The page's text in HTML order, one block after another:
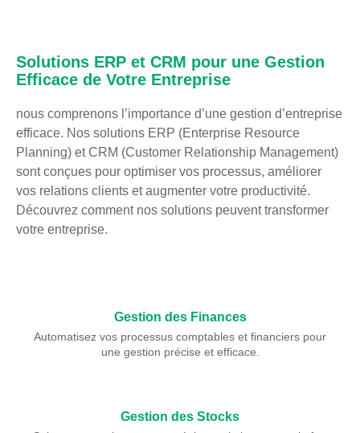
Solutions ERP et CRM pour une Gestion
Efficace de Votre Entreprise
nous comprenons l’importance d’une gestion d’entreprise
efficace. Nos solutions ERP (Enterprise Resource
Planning) et CRM (Customer Relationship Management)
sont conçues pour optimiser vos processus, améliorer
vos relations clients et augmenter votre productivité.
Découvrez comment nos solutions peuvent transformer
votre entreprise.
Gestion des Finances
Automatisez vos processus comptables et financiers pour
une gestion précise et efficace.
Gestion des Stocks